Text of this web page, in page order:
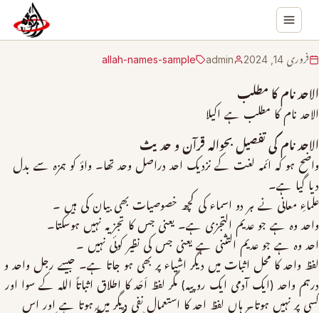
فروری 14, 2024 admin
allah-names-sample
الاحد نام کا مطلب
الاحد نام کا مطلب ہے اکیلا
الاحد نام کی تفصیل بحوالہ قرآن و حدیث
واضح ہو کہ ائمہ لغت کے نزدیک احد دراصل وحد تھا۔ واؤ کو ہمزہ سے بدل
دیا گیا ہے۔
علماءِ معانی نے ہر دو اسماء کی کچھ خصوصیات بھی بیان کی ہیں ۔
واحد وہ ہے جو عدیم التجزی ہے۔ یعنی جس کا تجزیہ نہیں ہوسکتا۔
احد وہ ہے جو عدیم التثنی ہے یعنی جس کی نظیر کوئی نہیں ۔
لفظ واحد کا محل اثبات میں دیگر اشیاء پر بھی ہو جاتا ہے۔ جیسے رجل واحد و
درہم واحد (ایک آدمی ایک روپیہ) مگر لفظ اَحَد کا اطلاق اثباتاً اللہ کے سوا اور
کسی پر نہیں ہوتا۔ ہاں لفظ احد کا استعمال نفی دیگر میں ہوتا ہے اور اس